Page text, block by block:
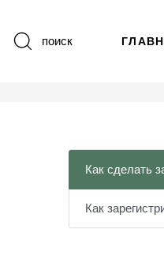
поиск
Как сделать
Как